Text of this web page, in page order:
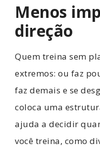
Menos
direção
Quem treina sem
extremos: ou faz
faz demais e se
coloca uma
ajuda a decidir
você treina, como